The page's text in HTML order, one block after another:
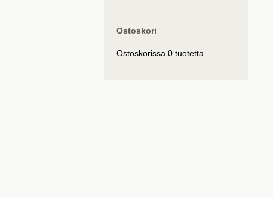
Ostoskori
Ostoskorissa 0 tuotetta.